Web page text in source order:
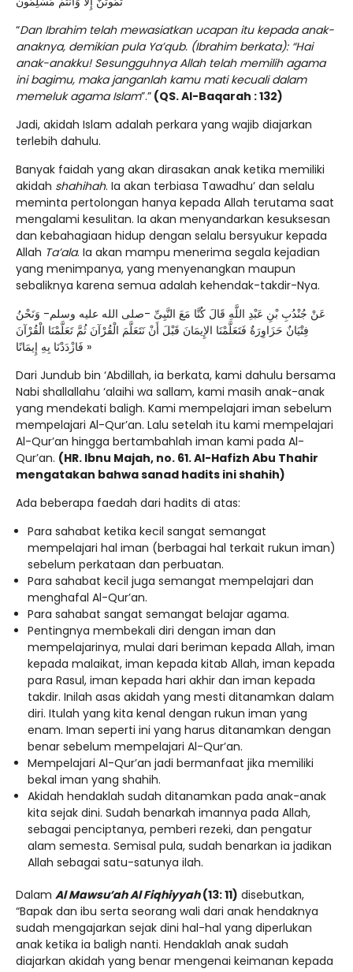
“Dan Ibrahim telah mewasiatkan ucapan itu kepada anak-
anaknya, demikian pula Ya’qub. (Ibrahim berkata): “Hai
anak-anakku! Sesungguhnya Allah telah memilih agama
ini bagimu, maka janganlah kamu mati kecuali dalam
memeluk agama Islam”.” (QS. Al-Baqarah : 132)
Jadi, akidah Islam adalah perkara yang wajib diajarkan
terlebih dahulu.
Banyak faidah yang akan dirasakan anak ketika memiliki
akidah shahihah. Ia akan terbiasa Tawadhu’ dan selalu
meminta pertolongan hanya kepada Allah terutama saat
mengalami kesulitan. Ia akan menyandarkan kesuksesan
dan kebahagiaan hidup dengan selalu bersyukur kepada
Allah Ta’ala. Ia akan mampu menerima segala kejadian
yang menimpanya, yang menyenangkan maupun
sebaliknya karena semua adalah kehendak-takdir-Nya.
عَنْ جُنْدُبِ بْنِ عَبْدِ اللَّهِ قَالَ كُنَّا مَعَ النَّبِىِّ -صلى الله عليه وسلم- وَنَحْنُ
فِتْيَانٌ حَزَاوِرَةٌ فَتَعَلَّمْنَا الإِيمَانَ قَبْلَ أَنْ نَتَعَلَّمَ الْقُرْآنَ ثُمَّ تَعَلَّمْنَا الْقُرْآنَ
فَازْدَدْنَا بِهِ إِيمَانًا »
Dari Jundub bin ‘Abdillah, ia berkata, kami dahulu bersama
Nabi shallallahu ‘alaihi wa sallam, kami masih anak-anak
yang mendekati baligh. Kami mempelajari iman sebelum
mempelajari Al-Qur’an. Lalu setelah itu kami mempelajari
Al-Qur’an hingga bertambahlah iman kami pada Al-
Qur’an. (HR. Ibnu Majah, no. 61. Al-Hafizh Abu Thahir
mengatakan bahwa sanad hadits ini shahih)
Ada beberapa faedah dari hadits di atas:
Para sahabat ketika kecil sangat semangat
mempelajari hal iman (berbagai hal terkait rukun iman)
sebelum perkataan dan perbuatan.
Para sahabat kecil juga semangat mempelajari dan
menghafal Al-Qur’an.
Para sahabat sangat semangat belajar agama.
Pentingnya membekali diri dengan iman dan
mempelajarinya, mulai dari beriman kepada Allah, iman
kepada malaikat, iman kepada kitab Allah, iman kepada
para Rasul, iman kepada hari akhir dan iman kepada
takdir. Inilah asas akidah yang mesti ditanamkan dalam
diri. Itulah yang kita kenal dengan rukun iman yang
enam. Iman seperti ini yang harus ditanamkan dengan
benar sebelum mempelajari Al-Qur’an.
Mempelajari Al-Qur’an jadi bermanfaat jika memiliki
bekal iman yang shahih.
Akidah hendaklah sudah ditanamkan pada anak-anak
kita sejak dini. Sudah benarkah imannya pada Allah,
sebagai penciptanya, pemberi rezeki, dan pengatur
alam semesta. Semisal pula, sudah benarkan ia jadikan
Allah sebagai satu-satunya ilah.
Dalam Al Mawsu’ah Al Fiqhiyyah(13: 11) disebutkan,
“Bapak dan ibu serta seorang wali dari anak hendaknya
sudah mengajarkan sejak dini hal-hal yang diperlukan
anak ketika ia baligh nanti. Hendaklah anak sudah
diajarkan akidah yang benar mengenai keimanan kepada